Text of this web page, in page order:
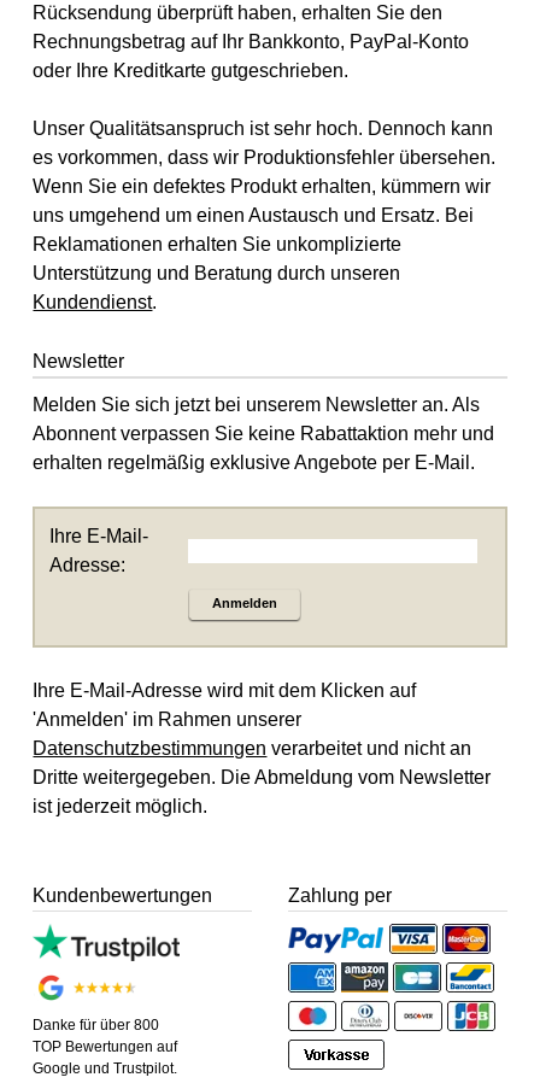
Rücksendung überprüft haben, erhalten Sie den
Rechnungsbetrag auf Ihr Bankkonto, PayPal-Konto
oder Ihre Kreditkarte gutgeschrieben.
Unser Qualitätsanspruch ist sehr hoch. Dennoch kann
es vorkommen, dass wir Produktionsfehler übersehen.
Wenn Sie ein defektes Produkt erhalten, kümmern wir
uns umgehend um einen Austausch und Ersatz. Bei
Reklamationen erhalten Sie unkomplizierte
Unterstützung und Beratung durch unseren
Kundendienst.
Newsletter
Melden Sie sich jetzt bei unserem Newsletter an. Als
Abonnent verpassen Sie keine Rabattaktion mehr und
erhalten regelmäßig exklusive Angebote per E-Mail.
Ihre E-Mail-
Adresse:
Anmelden
Ihre E-Mail-Adresse wird mit dem Klicken auf
'Anmelden' im Rahmen unserer
Datenschutzbestimmungen verarbeitet und nicht an
Dritte weitergegeben. Die Abmeldung vom Newsletter
ist jederzeit möglich.
Kundenbewertungen
Danke für über 800
TOP Bewertungen auf
Google und Trustpilot.
Zahlung per